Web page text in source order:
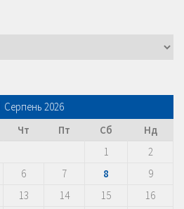
Серпень 2026
Чт Пт Сб
Нд
1
2
6 7 8
9
13 14 15
16